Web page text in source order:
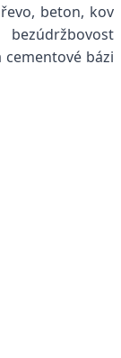
beton, kov
bázi